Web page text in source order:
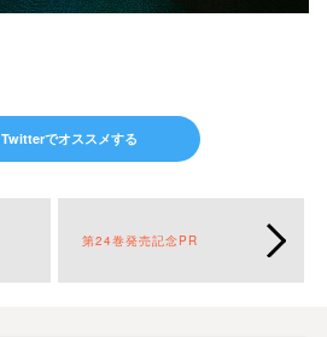
Twitterでオススメする
第24巻発売記念PR